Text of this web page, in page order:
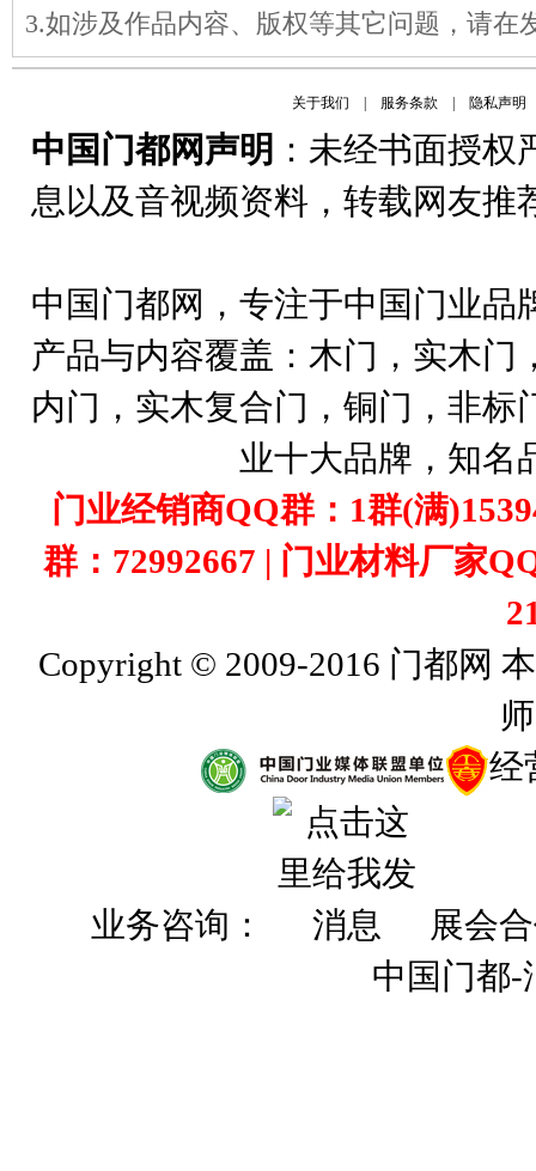
3.如涉及作品内容、版权等其它问题，请在
关于我们 服务条款 隐私声明
中国门都网声明 ：未经书面授
息以及音视频资料，转载网友
中国门都网，专注于中国门业
产品与内容覆盖：木门，实木
内门，实木复合门，铜门，非
业十大品牌，知名
门业经销商QQ群：1群(满
群：72992667 | 门业材料厂家
Copyright © 2009-2016 门都网
经
业务咨询：
展会
中国门都-